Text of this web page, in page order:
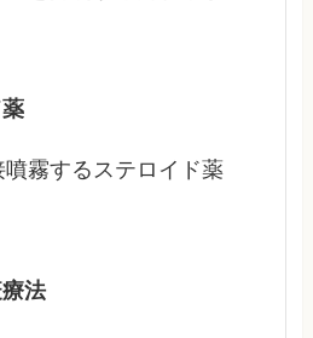
霧するステロイド薬
法